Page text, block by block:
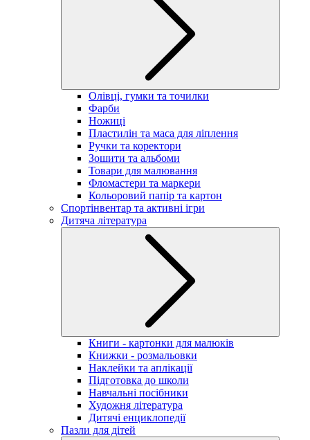
Олівці, гумки та точилки
Фарби
Ножиці
Пластилін та маса для ліплення
Ручки та коректори
Зошити та альбоми
Товари для малювання
Фломастери та маркери
Кольоровий папір та картон
Спортінвентар та активні ігри
Дитяча література
Книги - картонки для малюків
Книжки - розмальовки
Наклейки та аплікації
Підготовка до школи
Навчальні посібники
Художня література
Дитячі енциклопедії
Пазли для дітей